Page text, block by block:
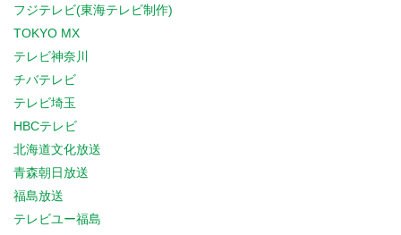
フジテレビ(東海テレビ制作)
TOKYO MX
テレビ神奈川
チバテレビ
テレビ埼玉
HBCテレビ
北海道文化放送
青森朝日放送
福島放送
テレビユー福島